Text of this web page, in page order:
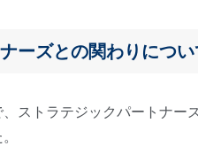
ーズとの関わりについ
ストラテジックパートナー